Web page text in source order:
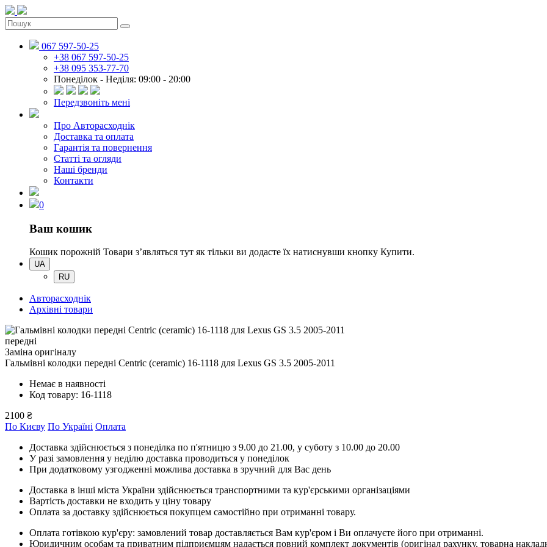
067 597-50-25
+38 067 597-50-25
+38 095 353-77-70
Понеділок - Неділя: 09:00 - 20:00
Передзвоніть мені
Про Авторасходнік
Доставка та оплата
Гарантія та повернення
Статті та огляди
Наші бренди
Контакти
0
Ваш кошик
Кошик порожній Товари зʼявляться тут як тільки ви додасте їх натиснувши кнопку Купити.
UA
RU
Авторасходнік
Архівні товари
передні
Заміна оригіналу
Гальмівні колодки передні Centric (ceramic) 16-1118 для Lexus GS 3.5 2005-2011
Немає в наявності
Код товару: 16-1118
2100 ₴
По Києву По Україні Оплата
Доставка здійснюється з понеділка по п'ятницю з 9.00 до 21.00, у суботу з 10.00 до 20.00
У разі замовлення у неділю доставка проводиться у понеділок
При додатковому узгодженні можлива доставка в зручний для Вас день
Доставка в інші міста України здійснюється транспортними та кур'єрськими організаціями
Вартість доставки не входить у ціну товару
Оплата за доставку здійснюється покупцем самостійно при отриманні товару.
Оплата готівкою кур'єру: замовлений товар доставляється Вам кур'єром і Ви оплачуєте його при отриманні.
Юридичним особам та приватним підприємцям надається повний комплект документів (оригінал рахунку, товарна